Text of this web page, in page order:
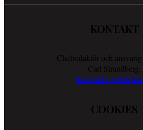
KONTAKT
Chefredaktör och ansvarig
Carl Strandberg.
Kontakta
COOKIES